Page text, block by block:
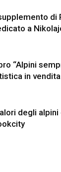
di
a
“Alpini
in
degli alpini